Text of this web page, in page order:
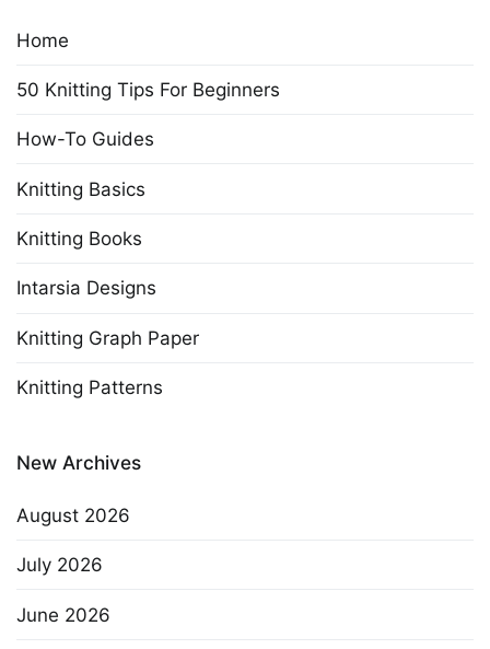
Home
50 Knitting Tips For Beginners
How-To Guides
Knitting Basics
Knitting Books
Intarsia Designs
Knitting Graph Paper
Knitting Patterns
New Archives
August 2026
July 2026
June 2026